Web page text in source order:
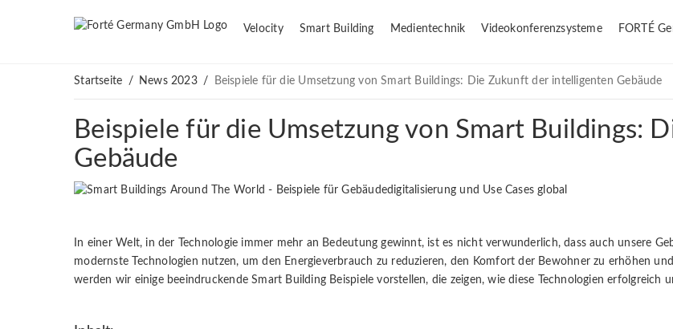
Velocity Smart Building Medientechnik Videokonferenzsysteme FORTÉ
Startseite / News 2023 / Beispiele für die Umsetzung von Smart Buildings: Die Zukunft der intelligenten Gebäude
Beispiele für die Umsetzung von Smart Buildings:
Gebäude
In einer Welt, in der Technologie immer mehr an Bedeutung gewinnt, ist es nicht verwunderlich, dass auch unsere
modernste Technologien nutzen, um den Energieverbrauch zu reduzieren, den Komfort der Bewohner zu erhöhen
werden wir einige beeindruckende Smart Building Beispiele vorstellen, die zeigen, wie diese Technologien erfolgreich